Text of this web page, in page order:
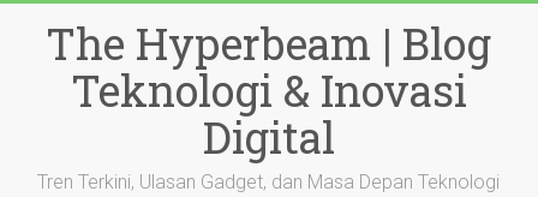
contentThe Hyperbeam | Blog
Teknologi & Inovasi
Digital
Tren Terkini, Ulasan Gadget, dan Masa Depan Teknologi